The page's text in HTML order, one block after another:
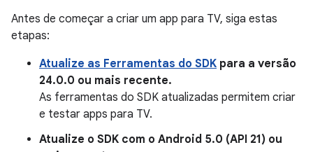
Antes de começar a criar um app para TV, siga estas
etapas:
Atualize as Ferramentas do SDK para a versão
24.0.0 ou mais recente.
As ferramentas do SDK atualizadas permitem criar
e testar apps para TV.
Atualize o SDK com o Android 5.0 (API 21) ou